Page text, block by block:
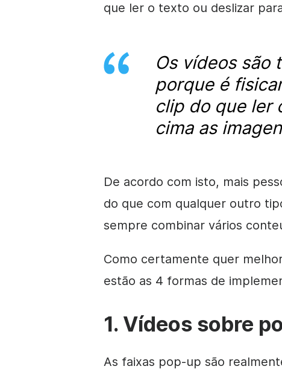
que ler o texto ou deslizar
Os vídeos são
porque é
clip do que ler
cima as
De acordo com isto, mais
do que com qualquer outro
sempre combinar vários
Como certamente quer
estão as 4 formas de
1. Vídeos sobre
As faixas pop-up são